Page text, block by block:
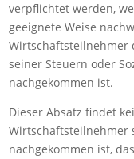
verpflichtet werden,
geeignete Weise
Wirtschaftsteilnehmer
seiner Steuern oder
nachgekommen ist.
Dieser Absatz findet
Wirtschaftsteilnehmer
nachgekommen ist,